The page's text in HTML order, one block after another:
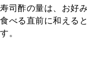
寿司酢の量は、お好
食べる直前に和える
す。